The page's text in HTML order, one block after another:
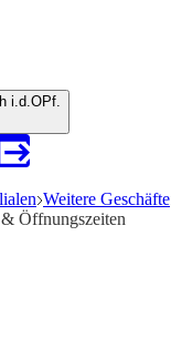
i.d.OPf.
Weitere Geschäfte
Öffnungszeiten